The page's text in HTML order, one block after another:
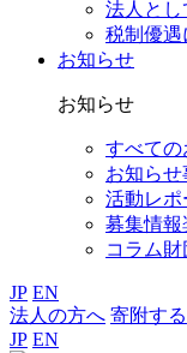
法人とし
税制優遇
お知らせ
お知らせ
すべての
お知らせ
活動レポ
募集情報
コラム財
JP EN
法人の方へ 寄附する
JP EN